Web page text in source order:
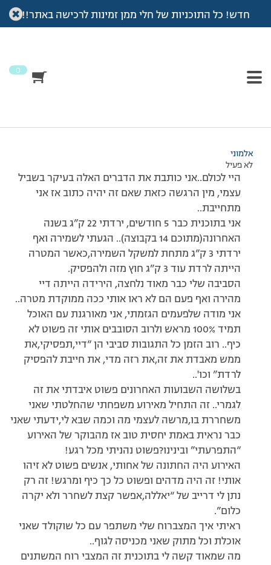
חדש! כל התוכניות של חלי ממן זמינות לרכישה באתר!!
0
עמוד הבית >דיונים>פורום >קצת אבודה..
מוצגות 5 תגובות – 1 עד 5 (מתוך 5 סה״כ)
אלמוני
לא פעיל
היי לכולם..אני כותבת את הדברים האלה בעיקר בשביל
עצמי, מין הרגשה כזאת שאם זה יהיה כתוב אז אני
מתחייבת..
אני בתוכנית כבר 5 חודשים, ירדתי 22 ק”ג בשנה
האחרונה(מתוכם 14 בקבוצה).. הגעתי לשמירה ואף
ירדתי 3 ק”ג מתחת למשקל השמירה,כאשר המטרה
הייתה לרדת עוד 3 ק”ג חוץ מזה ולהפסיק.
הסביבה שלי כבר מאוד נלחצה, הירידה הייתה דיי
מהירה ואף פעם הם לא ראו אותי ככה ממוקדת מטרה..
אני מודה שלפעמים הגזמתי, אני מאורגנת עם האוכל
תמיד 100% מראש ולרוב הסובבים אותי זה פשוט לא
כיף.. רוב הזמן כל התגובות סביבי הן “דיי,תפסיקי,את
ממש מאבדת את זה,את רזה מדי, את חייבת להפסיק
לרדת” וכו'..
בשלושה השבועות האחרונים פשוט איבדתי את זה
לגמרי.. זה התחיל מאירוע משפחתי שהחלטתי שאני
משחררת בו,מרשה לעצמי מה וכמה שבא לי,ידעתי שאני
כבר נראית באמת יחסית טוב אז מהבוקר של האירוע
“התפרעתי” ובינינו?פשוט נהניתי מכל רגע!
האירוע היה החתונה של אחותי, אנשים פשוט לא זיהו
אותי! זה היה מדהים ופשוט כל כך כיף ומרגש! זה רק
נתן לי דרייב של “יאללה,אפשר קצת לשחרר ולא יקרה
כלום”.
ראיתי איך המצברוח שלי משתפר עם כל שוקולד שאני
אוכלת וכל מתוק שאני מכניסה לגוף..
מה שמאוד קשה לי בתוכנית זה המצבי רוח המשתנים